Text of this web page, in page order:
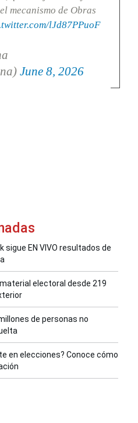
mecanismo de Obras
lJd87PPuoF
June 8, 2026
sigue EN VIVO resultados de
electoral desde 219
de personas no
en elecciones? Conoce cómo